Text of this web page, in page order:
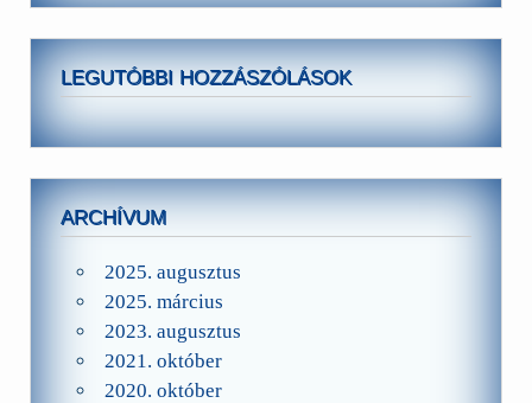
LEGUTÓBBI HOZZÁSZÓLÁSOK
ARCHÍVUM
2025. augusztus
2025. március
2023. augusztus
2021. október
2020. október